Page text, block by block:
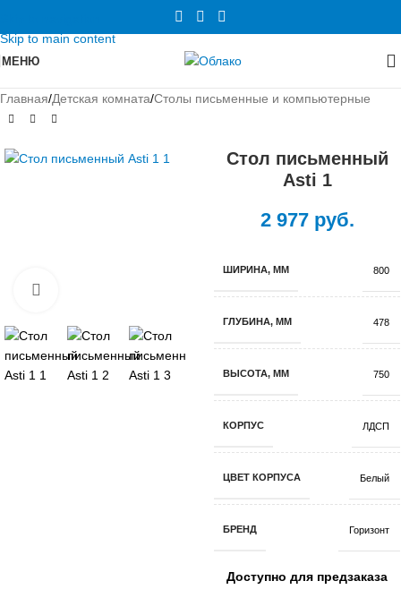
Skip to main content
МЕНЮ
Главная/Детская комната/Столы письменные и компьютерные
Стол письменный
Asti 1
2 977руб.
ШИРИНА, ММ 800
ГЛУБИНА, ММ 478
ВЫСОТА, ММ 750
КОРПУС ЛДСП
ЦВЕТ КОРПУСА Белый
БРЕНД Горизонт
Доступно для предзаказа